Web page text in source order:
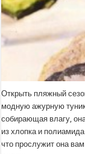
Открыть пляжный
модную ажурную
собирающая влагу,
из хлопка и
что прослужит она